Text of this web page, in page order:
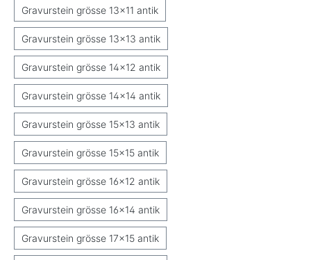
Gravurstein grösse 13x11 antik
Gravurstein grösse 13x13 antik
Gravurstein grösse 14x12 antik
Gravurstein grösse 14x14 antik
Gravurstein grösse 15x13 antik
Gravurstein grösse 15x15 antik
Gravurstein grösse 16x12 antik
Gravurstein grösse 16x14 antik
Gravurstein grösse 17x15 antik